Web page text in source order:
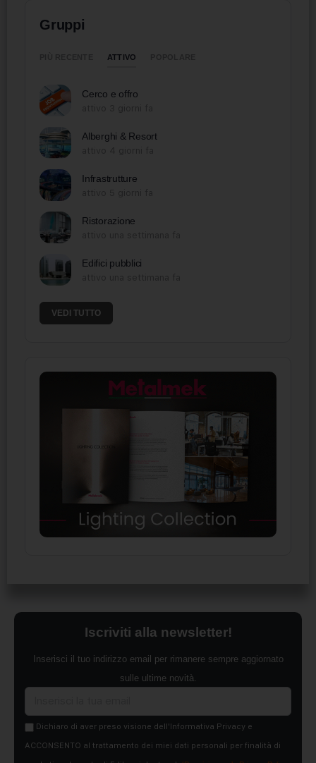
Gruppi
ATTIVO
Cerco e offro
Alberghi & Resort
Infrastrutture
Ristorazione
Edifici pubblici
VEDI TUTTO
Iscriviti alla newsletter!
Inserisci il tuo indirizzo email per rimanere sempre aggiornato
sulle ultime novità.
Dichiaro di aver preso visione dell'Informativa Privacy e
ACCONSENTO al trattamento dei miei dati personali per finalità di